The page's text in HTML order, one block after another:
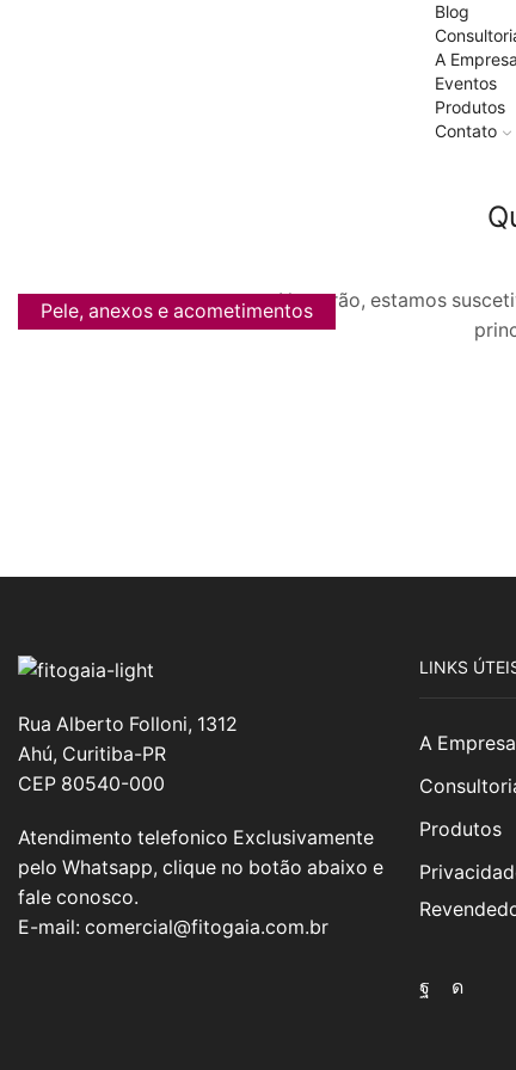
Blog
A Empresa
Eventos
Produtos
Contato
Pele, anexos e acometimentosNo verão, estamos
Rua Alberto Folloni, 1312
Ahú, Curitiba-PR
CEP 80540-000
Atendimento telefonico Exclusivamente
pelo Whatsapp, clique no botão abaixo e
fale conosco.
E-mail: comercial@fitogaia.com.br
LINKS
A Empresa
Produtos
Facebook